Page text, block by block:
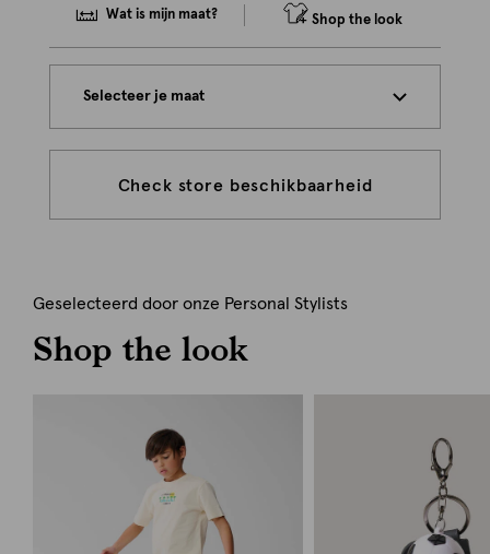
Wat is mijn maat? Shop the look
Selecteer je maat
Check store beschikbaarheid
Geselecteerd door onze Personal Stylists
Shop the look